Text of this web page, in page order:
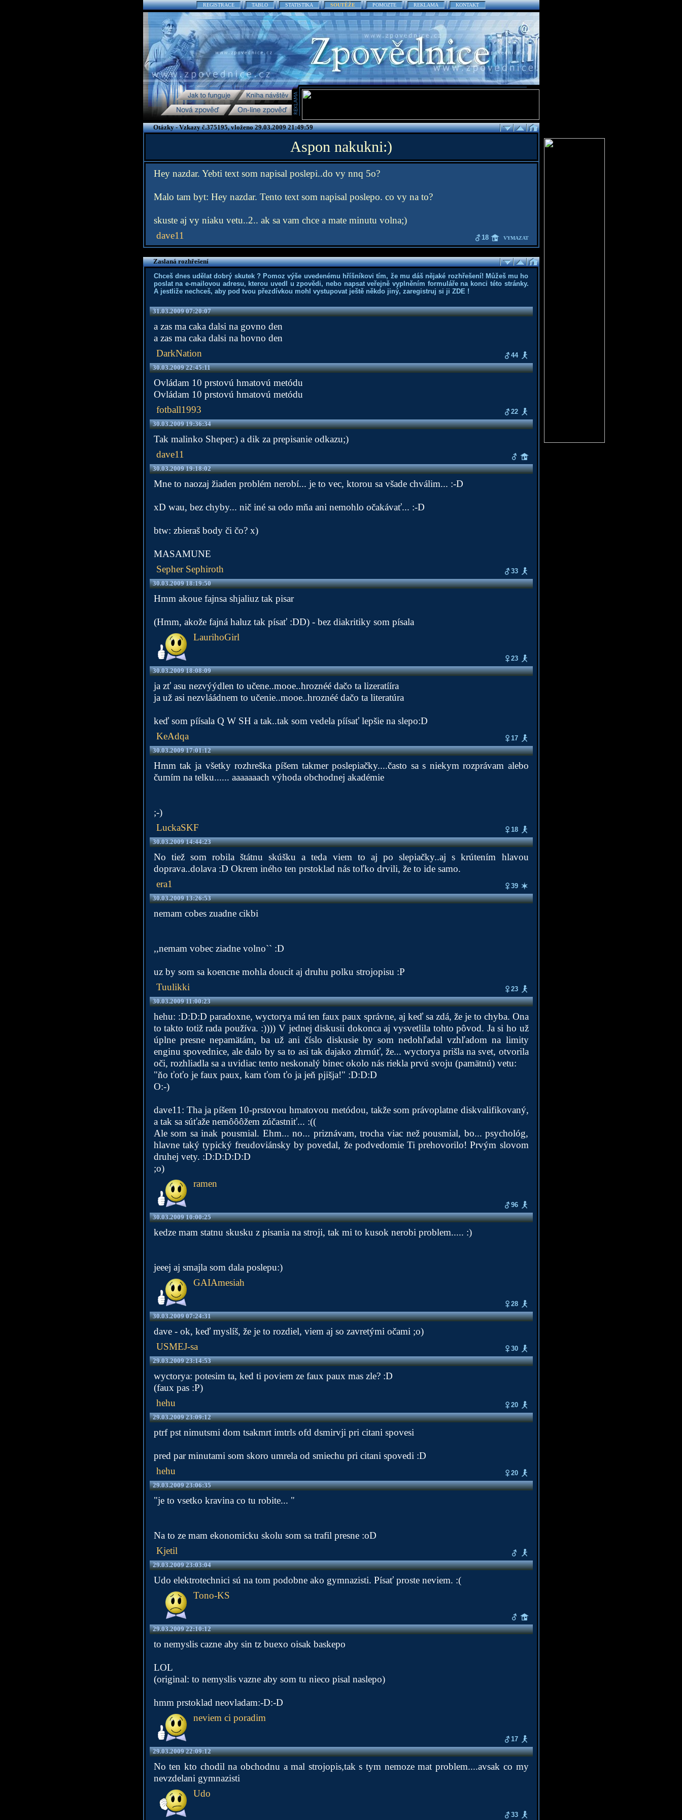
REGISTRACE TABLO STATISTIKA SOUTĚŽE POMOZTE REKLAMA KONTAKT
Otázky - Vzkazy č.375195, vloženo 29.03.2009 21:49:59
Aspon nakukni:)
Hey nazdar. Yebti text som napisal poslepi..do vy nnq 5o?
Malo tam byt: Hey nazdar. Tento text som napisal poslepo. co vy na to?
skuste aj vy niaku vetu..2.. ak sa vam chce a mate minutu volna;)
dave11
18 VYMAZAT
Zaslaná rozhřešení
Chceš dnes udělat dobrý skutek ? Pomoz výše uvedenému hříšníkovi tím, že mu dáš nějaké rozhřešení! Můžeš mu ho
poslat na e-mailovou adresu, kterou uvedl u zpovědi, nebo napsat veřejně vyplněním formuláře na konci této stránky.
A jestliže nechceš, aby pod tvou přezdívkou mohl vystupovat ještě někdo jiný, zaregistruj si ji ZDE!
31.03.2009 07:20:07
a zas ma caka dalsi na govno den
a zas ma caka dalsi na hovno den
DarkNation
44
30.03.2009 22:45:11
Ovládam 10 prstovú hmatovú metódu
Ovládam 10 prstovú hmatovú metódu
fotball1993
22
30.03.2009 19:36:34
Tak malinko Sheper:) a dik za prepisanie odkazu;)
dave11
30.03.2009 19:18:02
Mne to naozaj žiaden problém nerobí... je to vec, ktorou sa všade chválim... :-D
xD wau, bez chyby... nič iné sa odo mňa ani nemohlo očakávať... :-D
btw: zbieraš body či čo? x)
MASAMUNE
Sepher Sephiroth
33
30.03.2009 18:19:50
Hmm akoue fajnsa shjaliuz tak pisar
(Hmm, akože fajná haluz tak písať :DD) - bez diakritiky som písala
LaurihoGirl
23
30.03.2009 18:08:09
ja zť asu nezvýýdlen to učene..mooe..hroznéé dačo ta lizeratííra
ja už asi nezvláádnem to učenie..mooe..hroznéé dačo ta literatúra
keď som píísala Q W SH a tak..tak som vedela píísať lepšie na slepo:D
KeAdqa
17
30.03.2009 17:01:12
Hmm tak ja všetky rozhreška píšem takmer poslepiačky....často sa s niekym rozprávam alebo
čumím na telku...... aaaaaaach výhoda obchodnej akadémie
;-)
LuckaSKF
18
30.03.2009 14:44:23
No tiež som robila štátnu skúšku a teda viem to aj po slepiačky..aj s krútením hlavou
doprava..dolava :D Okrem iného ten prstoklad nás toľko drvili, že to ide samo.
era1
39
30.03.2009 13:26:53
nemam cobes zuadne cikbi
,,nemam vobec ziadne volno`` :D
uz by som sa koencne mohla doucit aj druhu polku strojopisu :P
Tuulikki
23
30.03.2009 11:00:23
hehu: :D:D:D paradoxne, wyctorya má ten faux paux správne, aj keď sa zdá, že je to chyba. Ona
to takto totiž rada používa. :)))) V jednej diskusii dokonca aj vysvetlila tohto pôvod. Ja si ho už
úplne presne nepamätám, ba už ani číslo diskusie by som nedohľadal vzhľadom na limity
enginu spovednice, ale dalo by sa to asi tak dajako zhrnúť, že... wyctorya prišla na svet, otvorila
oči, rozhliadla sa a uvidiac tento neskonalý binec okolo nás riekla prvú svoju (pamätnú) vetu:
"ňo ťoťo je faux paux, kam ťom ťo ja jeň pjišja!" :D:D:D
O:-)
dave11: Tha ja píšem 10-prstovou hmatovou metódou, takže som právoplatne diskvalifikovaný,
a tak sa súťaže nemôôôžem zúčastniť... :((
Ale som sa inak pousmial. Ehm... no... priznávam, trocha viac než pousmial, bo... psychológ,
hlavne taký typický freudoviánsky by povedal, že podvedomie Ti prehovorilo! Prvým slovom
druhej vety. :D:D:D:D:D
;o)
ramen
96
30.03.2009 10:00:25
kedze mam statnu skusku z pisania na stroji, tak mi to kusok nerobi problem..... :)
jeeej aj smajla som dala poslepu:)
GAIAmesiah
28
30.03.2009 07:24:31
dave - ok, keď myslíš, že je to rozdiel, viem aj so zavretými očami ;o)
USMEJ-sa
30
29.03.2009 23:14:53
wyctorya: potesim ta, ked ti poviem ze faux paux mas zle? :D
(faux pas :P)
hehu
20
29.03.2009 23:09:12
ptrf pst nimutsmi dom tsakmrt imtrls ofd dsmirvji pri citani spovesi
pred par minutami som skoro umrela od smiechu pri citani spovedi :D
hehu
20
29.03.2009 23:06:35
"je to vsetko kravina co tu robite... "
Na to ze mam ekonomicku skolu som sa trafil presne :oD
Kjetil
29.03.2009 23:03:04
Udo elektrotechnici sú na tom podobne ako gymnazisti. Písať proste neviem. :(
Tono-KS
29.03.2009 22:10:12
to nemyslis cazne aby sin tz buexo oisak baskepo
LOL
(original: to nemyslis vazne aby som tu nieco pisal naslepo)
hmm prstoklad neovladam:-D:-D
neviem ci poradim
17
29.03.2009 22:09:12
No ten kto chodil na obchodnu a mal strojopis,tak s tym nemoze mat problem....avsak co my
nevzdelani gymnazisti
Udo
33